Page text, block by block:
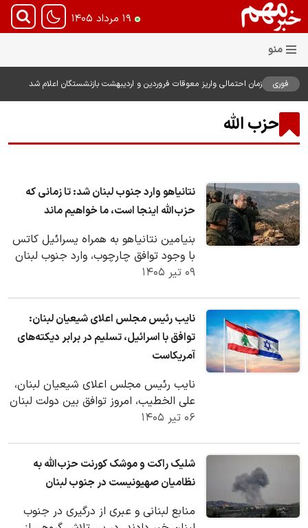
۱۹ مرداد ۱۴۰۵
فوری زمان احتمالی واریز معوقات فروردین و اردیبهشت بازنشستگان اعلام شد
حزب الله
نتانیاهو وارد جنوب لبنان شد: تا زمانی که
حزب‌الله اینجا است، ما خواهیم ماند
بنیامین نتانیاهو به همراه یسرائیل کاتس
با وجود توافق چارچوب، وارد جنوب لبنان
شد و گفت تا زمانی که حزب‌الله
۰۹ تیر ۱۴۰۵
نایب رئیس مجلس اعلای شیعیان لبنان:
توافق با اسرائیل، تسلیم در برابر دیکته‌های
آمریکاست
نایب رئیس مجلس اعلای شیعیان لبنان،
علی الخطیب، امروز توافق بین دولت لبنان
و رژیم صهیونیستی را «تسلیم در برابر…
۰۶ تیر ۱۴۰۵
شلیک راکت و موشک کورنت حزب‌الله به
نظامیان صهیونیست در جنوب لبنان
منابع لبنانی و عبری از درگیری در جنوب